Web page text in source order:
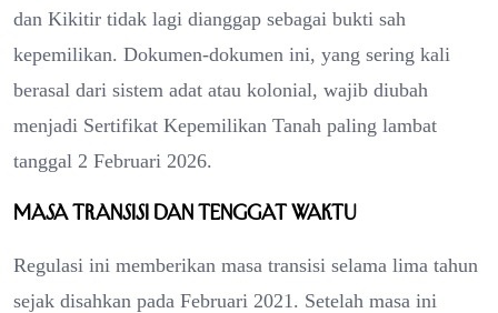
dan Kikitir tidak lagi dianggap sebagai bukti sah
kepemilikan. Dokumen-dokumen ini, yang sering kali
berasal dari sistem adat atau kolonial, wajib diubah
menjadi Sertifikat Kepemilikan Tanah paling lambat
tanggal 2 Februari 2026.
Masa Transisi dan Tenggat Waktu
Regulasi ini memberikan masa transisi selama lima tahun
sejak disahkan pada Februari 2021. Setelah masa ini